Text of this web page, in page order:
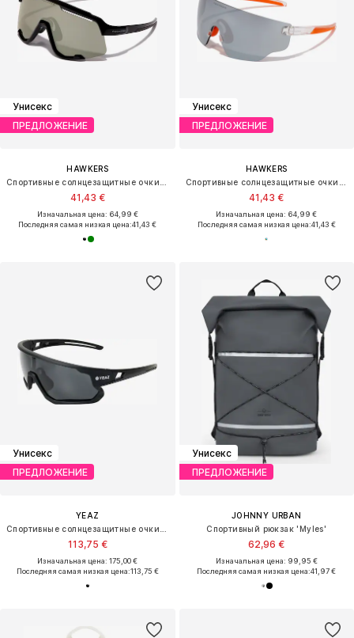
Унисекс
ПРЕДЛОЖЕНИЕ
HAWKERS
41,43 €
Изначальная цена: 64,99 €
Последняя самая низкая цена:41,43 €
Унисекс
ПРЕДЛОЖЕНИЕ
HAWKERS
41,43 €
Изначальная цена: 64,99 €
Последняя самая низкая цена:41,43 €
Унисекс
ПРЕДЛОЖЕНИЕ
YEAZ
113,75 €
Изначальная цена: 175,00 €
Последняя самая низкая цена:113,75 €
Унисекс
ПРЕДЛОЖЕНИЕ
JOHNNY URBAN
Спортивный рюкзак 'Myles'
62,96 €
Изначальная цена: 99,95 €
Последняя самая низкая цена:41,97 €